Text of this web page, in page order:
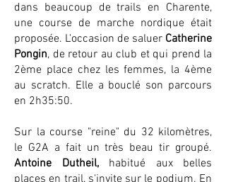
dans beaucoup de trails en Charente,
une course de marche nordique était
proposée. L'occasion de saluer Catherine
Pongin, de retour au club et qui prend la
2ème place chez les femmes, la 4ème
au scratch. Elle a bouclé son parcours
en 2h35:50.
Sur la course "reine" du 32 kilomètres,
le G2A a fait un très beau tir groupé.
Antoine Dutheil,habitué aux belles
places en trail, s'invite sur le podium. En